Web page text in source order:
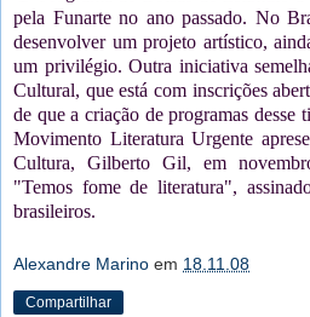
pela Funarte no ano passado. No
desenvolver um projeto artístico,
um privilégio. Outra iniciativa
Cultural, que está com inscrições
de que a criação de programas desse
Movimento Literatura Urgente
Cultura, Gilberto Gil, em
"Temos fome de literatura",
brasileiros.
Alexandre Marino em 18.11.08
Compartilhar